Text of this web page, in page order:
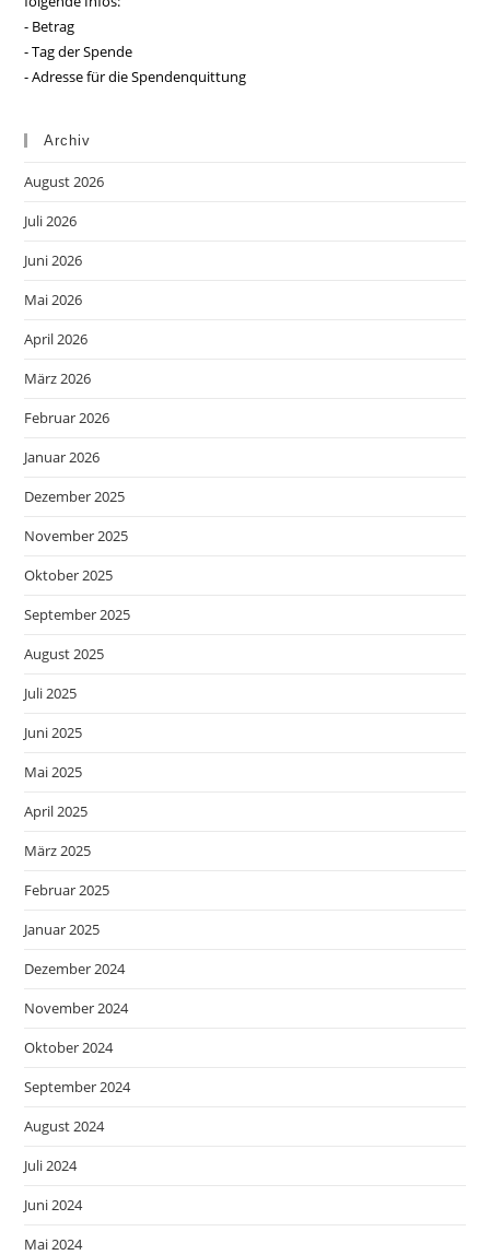
- Betrag
- Tag der Spende
- Adresse für die Spendenquittung
Archiv
August 2026
Juli 2026
Juni 2026
Mai 2026
April 2026
März 2026
Februar 2026
Januar 2026
Dezember 2025
November 2025
Oktober 2025
September 2025
August 2025
Juli 2025
Juni 2025
Mai 2025
April 2025
März 2025
Februar 2025
Januar 2025
Dezember 2024
November 2024
Oktober 2024
September 2024
August 2024
Juli 2024
Juni 2024
Mai 2024